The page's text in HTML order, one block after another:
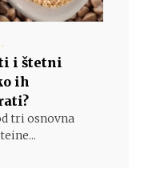
i štetni
ih
tri osnovna